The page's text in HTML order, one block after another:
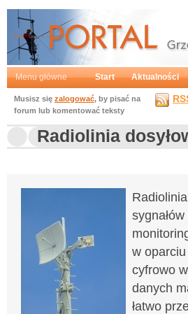
Portal Grzegorz Mochtak
Menu główne Start Aktualności
Musisz się zalogować, by pisać na
forum lub komentować teksty
Radiolinia
w
cyfrowo
danych
łatwo